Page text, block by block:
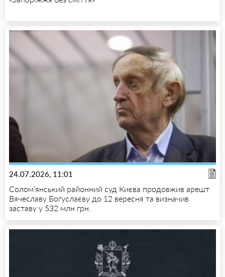
24.07.2026, 11:01
Солом’янський районний суд Києва продовжив арешт
Вячеславу Богуслаєву до 12 вересня та визначив
заставу у 532 млн грн.